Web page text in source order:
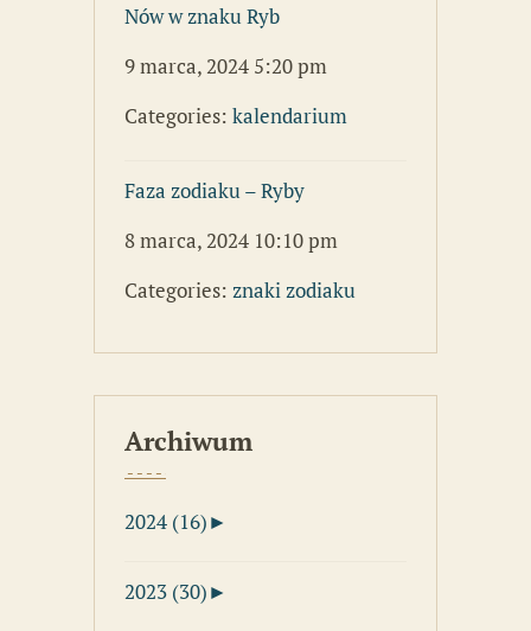
Nów w znaku Ryb
9 marca, 2024 5:20 pm
Categories: kalendarium
Faza zodiaku – Ryby
8 marca, 2024 10:10 pm
Categories: znaki zodiaku
Archiwum
►
2024 (16)
►
2023 (30)